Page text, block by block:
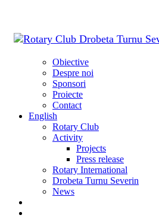
Obiective
Despre noi
Sponsori
Proiecte
Contact
English
Rotary Club
Activity
Projects
Press release
Rotary International
Drobeta Turnu Severin
News